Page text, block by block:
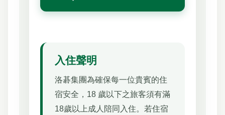
入住聲明
洛碁集團為確保每一位貴賓的住
宿安全，18 歲以下之旅客須有滿
18歲以上成人陪同入住。若住宿